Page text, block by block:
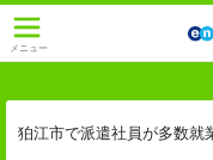
メニュー
狛江市で派遣社員が多数就